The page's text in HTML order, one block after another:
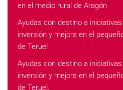
en el medio rural de Aragón
Ayudas con destino a
inversión y mejora en el
de Teruel
Ayudas con destino a
inversión y mejora en el
de Teruel.